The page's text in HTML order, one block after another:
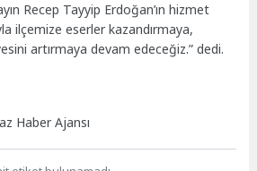
Recep Tayyip Erdoğan’ın hizmet
ilçemize eserler kazandırmaya,
artırmaya devam edeceğiz.” dedi.
Haber Ajansı